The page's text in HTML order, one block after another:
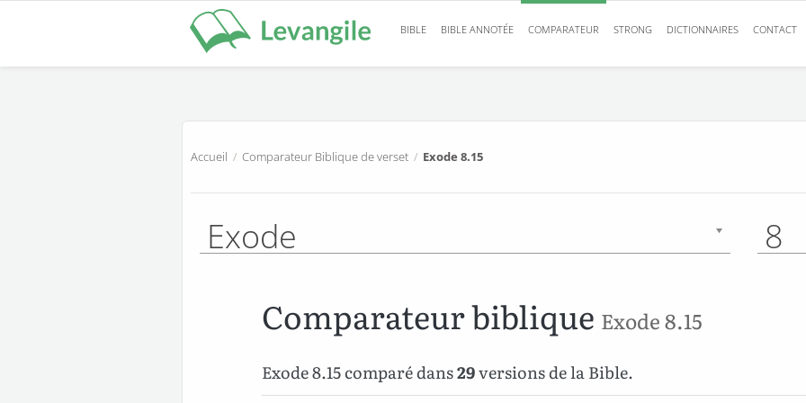
BIBLE BIBLE ANNOTÉE COMPARATEUR STRONG DICTIONNAIRES CONTACT
Accueil / Comparateur Biblique de verset / Exode 8.15
Exode 8
Comparateur biblique Exode 8.15
Exode 8.15 comparé dans29versions de la Bible.